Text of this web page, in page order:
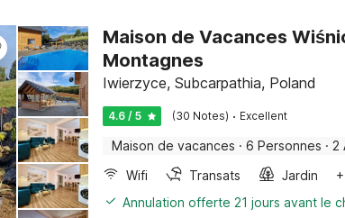
Maison de Vacances
Montagnes
Iwierzyce, Subcarpathia, Poland
4.6 / 5 (30 Notes) · Excellent
Maison de vacances · 6 Personnes · 2
Wifi
Transats Jardin
Annulation offerte 21 jours avant le